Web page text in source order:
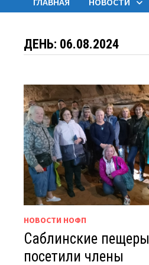
ДЕНЬ: 06.08.2024
НОВОСТИ НОФП
Саблинские пещеры
посетили члены